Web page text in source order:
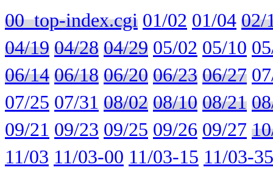
00_top-index.cgi 01/02 01/04 02/
04/19 04/28 04/29 05/02 05/10
06/14 06/18 06/20 06/23 06/27
07/25 07/31 08/02 08/10 08/21
09/21 09/23 09/25 09/26 09/27
11/03 11/03-00 11/03-15 11/03-35